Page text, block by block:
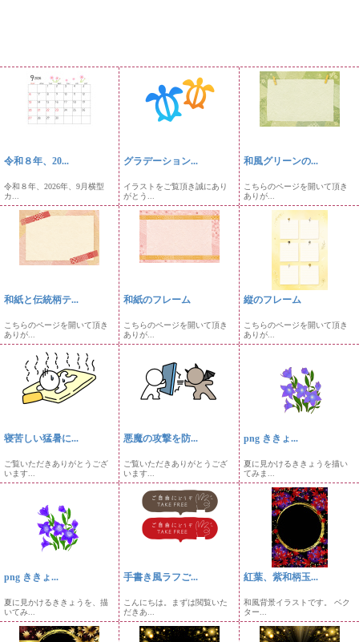
令和８年、20...
令和８年、2026年、9月横型
カ...
グラデーション...
イラストをご覧頂き誠にあり
がとう...
和風グリーンの...
こちらのページを開いて頂き
ありが...
和紙と伝統柄テ...
こちらのページを開いて頂き
ありが...
和紙のフレーム
こちらのページを開いて頂き
ありが...
縦のフレーム
こちらのページを開いて頂き
ありが...
寝苦しい猛暑に...
ご覧いただきありがとうござ
います...
悪魔の攻撃を防...
ご覧いただきありがとうござ
います...
png ききょ...
夏に見かけるききょうを描い
てみま...
png ききょ...
夏に見かけるききょうを、描
いてみ...
手書き風ラフご...
こんにちは。まずは閲覧いた
だきあ...
紅葉、紫和柄玉...
和風背景イラストです。 ベク
ター...